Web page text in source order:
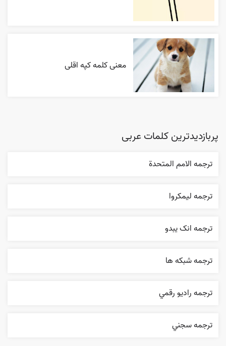
معنی کلمه کپه اقلی
پربازدیدترین کلمات عربی
ترجمه الامم المتحدة
ترجمه ليمکروا
ترجمه انک يبدو
ترجمه شبکه ها
ترجمه راديو رقمي
ترجمه سجني